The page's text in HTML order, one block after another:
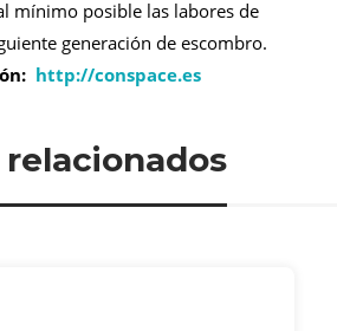
mínimo posible las labores de
generación de escombro.
http://conspace.es